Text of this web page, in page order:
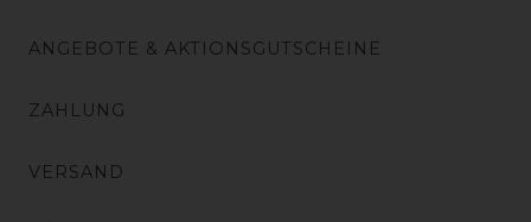
ANGEBOTE & AKTIONSGUTSCHEINE
ZAHLUNG
VERSAND